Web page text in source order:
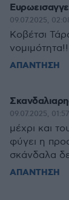
09.07.2025,
Κοβέτσι
ΑΠΑΝΤΗΣΗ
09.07.2025, 01:57
μέχρι και
φύγει η
σκάνδαλα
ΑΠΑΝΤΗΣΗ